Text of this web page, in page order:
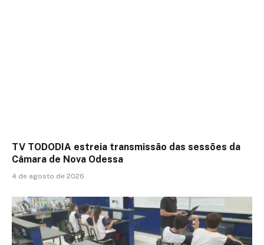
TV TODODIA estreia transmissão das sessões da
Câmara de Nova Odessa
4 de agosto de 2026